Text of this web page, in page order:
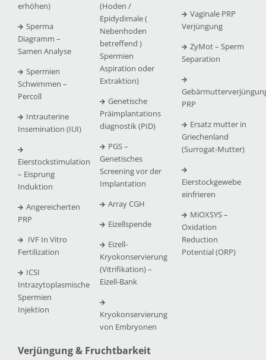
erhöhen)
Sperma
Diagramm –
Samen Analyse
Spermien
Schwimmen –
Percoll
Intrauterine
Insemination (IUI)
Eierstockstimulation
– Eisprung
Induktion
Angereicherten
PRP
IVF In Vitro
Fertilization
ICSI
Intrazytoplasmische
Spermien
Injektion
(Hoden /
Epidydimale (
Nebenhoden
betreffend )
Spermien
Aspiration oder
Extraktion)
Genetische
Präimplantations
diagnostik (PID)
PGS –
Genetisches
Screening vor der
Implantation
Array CGH
Eizellspende
Eizell-
Kryokonservierung
(Vitrifikation) –
Eizell-Bank
Kryokonservierung
von Embryonen
Vaginale PRP
Verjüngung
ZyMot – Sperm
Separation
PRP
Ersatz mutter in
Griechenland
(Surrogat-Mutter)
Eierstockgewebe
einfrieren
MiOXSYS –
Oxidation
Reduction
Potential (ORP)
Verjüngung & Fruchtbarkeit